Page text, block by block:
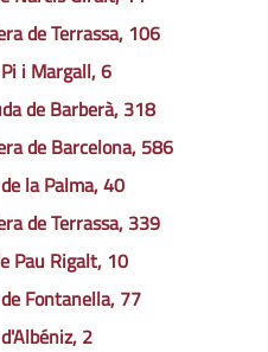
de Terrassa, 106
i Margall, 6
de Barberà, 318
de Barcelona, 586
la Palma, 40
de Terrassa, 339
Estanco Número 3 en Carrer de Pau Rigalt, 10
Fontanella, 77
2